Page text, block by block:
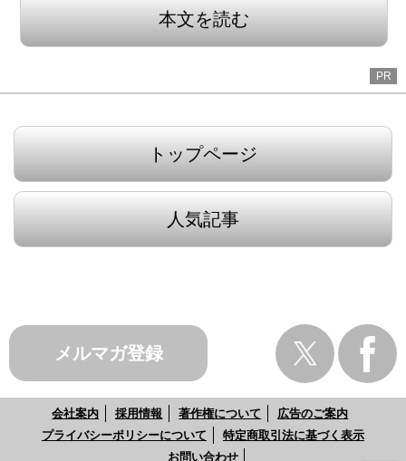
本文を読む
PR
トップページ
人気記事
メルマガ登録
会社案内 採用情報 著作権について
広告のご案内
プライバシーポリシーについて
特定商取引法に基づく表示
お問い合わせ